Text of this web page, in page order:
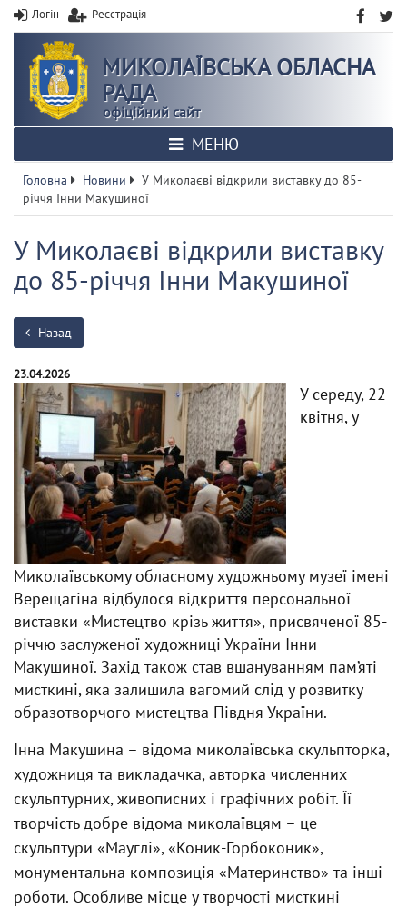
Логін Реєстрація
МИКОЛАЇВСЬКА ОБЛАСНА
РАДА
офіційний сайт
МЕНЮ
Головна Новини
У Миколаєві відкрили виставку до 85-
річчя Інни Макушиної
У Миколаєві відкрили виставку
до 85-річчя Інни Макушиної
Назад
23.04.2026
У середу, 22
квітня, у
Миколаївському обласному художньому музеї імені
Верещагіна відбулося відкриття персональної
виставки «Мистецтво крізь життя», присвяченої 85-
річчю заслуженої художниці України Інни
Макушиної. Захід також став вшануванням пам’яті
мисткині, яка залишила вагомий слід у розвитку
образотворчого мистецтва Півдня України.
Інна Макушина – відома миколаївська скульпторка,
художниця та викладачка, авторка численних
скульптурних, живописних і графічних робіт. Її
творчість добре відома миколаївцям – це
скульптури «Мауглі», «Коник-Горбоконик»,
монументальна композиція «Материнство» та інші
роботи. Особливе місце у творчості мисткині